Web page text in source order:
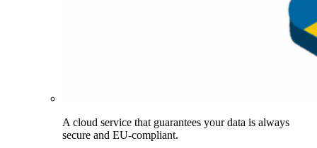
A cloud service that guarantees your data is always
secure and EU-compliant.